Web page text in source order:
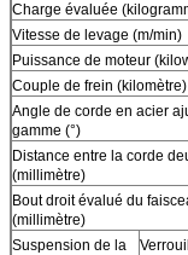
Charge évaluée
Vitesse de levage (m/min)
Puissance de moteur
Couple de frein (kilomètre)
Angle de corde en acier
gamme (°)
Distance entre la corde
(millimètre)
Bout droit évalué du
(millimètre)
Suspension de la